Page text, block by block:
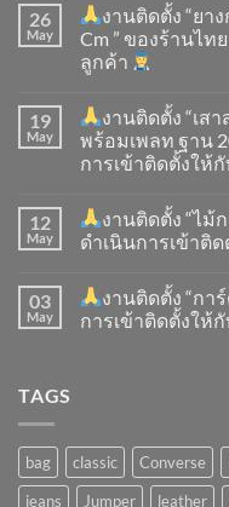
26
May
งานติดตั้ง “ยา
Cm ” ของร้านไท
ลูกค้า
19
May
งานติดตั้ง “เส
พร้อมเพลท ฐาน
การเข้าติดตั้ง​ให้
12
May
งานติดตั้ง “ไม้
ดำเนินการเข้าติ
03
May
งานติดตั้ง “กา
การเข้าติดตั้ง​ให้
TAGS
bag classic Converse
jeans
Jumper leather